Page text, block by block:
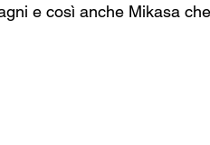
e così anche Mikasa